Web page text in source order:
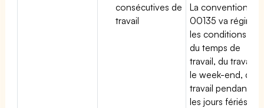
consécutives de
travail
La convention
00135 va régir
les conditions
du temps de
travail, du travail
le week-end, du
travail pendant
les jours fériés,